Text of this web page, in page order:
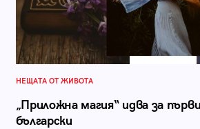
НЕЩАТА ОТ ЖИВОТА
„Приложна магия“ идва за
български